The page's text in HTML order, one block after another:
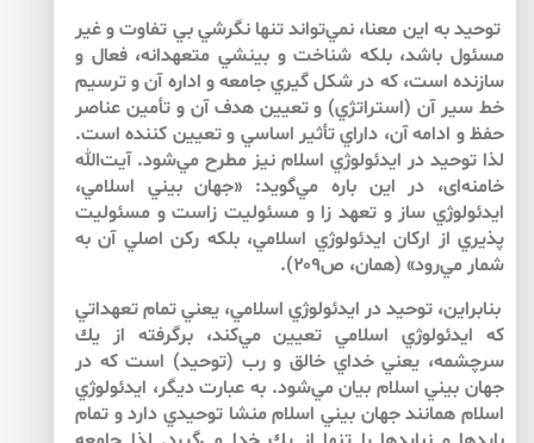
توحيد به اين معنا، نمي‌‌تواند تنها نگرشي بي تفاوت و غير
مسئول باشد، بلكه شناخت و بينشي متعهدانه، فعال و
سازنده است، كه در شكل گيري جامعه و اداره آن و ترسيم
خط سير آن (استراتژي) و تعيين هدف آن و تأمين عناصر
حفظ و ادامه آن، داراي تأثير اساسي و تعيين كننده است.
لذا توحيد در ايدئولوژي اسلام نيز مطرح مي‌‌شود. آيت‌الله
خامنه‌‌اى، در اين باره مي‌‌گويد: «جهان بيني اسلامي،
ايدئولوژي ساز و تعهد زا و مسئوليت زاست و مسئوليت
پذيري از اركان ايدئولوژي اسلامي، بلكه ركن اصلي آن به
شمار مي‌‌رود» (همان، ص۲۰۹).
بنابراين، توحيد در ايدئولوژي اسلامي، يعني تمام تعهداتي
كه ايدئولوژي اسلامي تعيين مي‌‌كند، برگرفته از يك
سرچشمه، يعني خداي خالق و رب (توحيد) است كه در
جهان بيني اسلام بيان مي‌‌شود. به عبارت ديگر، ايدئولوژي
اسلام همانند جهان بيني اسلام منشا توحيدي دارد و تمام